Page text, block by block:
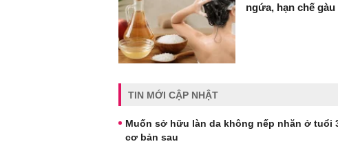
ngứa, hạn chế gàu
TIN MỚI CẬP NHẬT
Muốn sở hữu làn da không nếp nhăn ở tuổi
cơ bản sau